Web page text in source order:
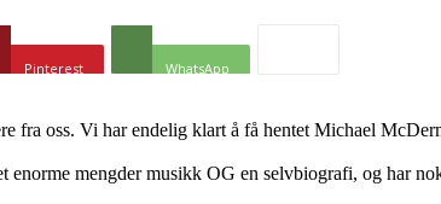
Pinterest WhatsApp
fra oss. Vi har endelig klart å få hentet Michael
enorme mengder musikk OG en selvbiografi, og har